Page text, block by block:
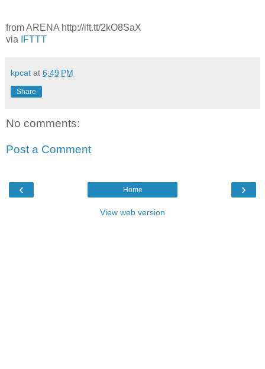
from ARENA http://ift.tt/2kO8SaX
via
IFTTT
kpcat at 6:49 PM
Share
No comments:
Post a Comment
‹ ›
Home
View web version